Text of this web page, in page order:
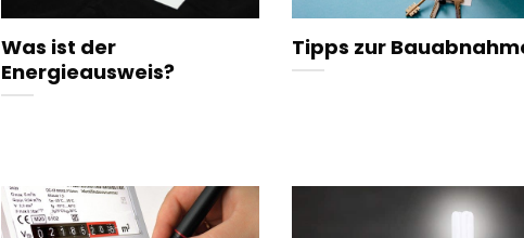
Was ist der
Energieausweis?
Tipps zur